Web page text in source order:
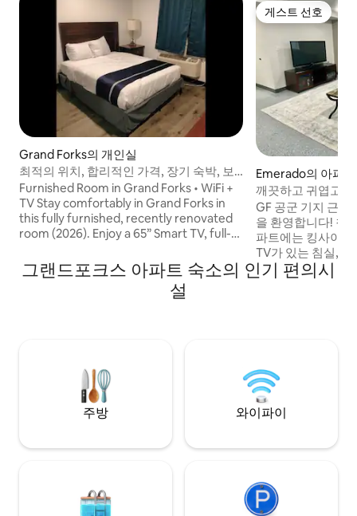
Grand Forks의 개인실
최적의 위치, 합리적인 가격, 장기 숙박, 보
증금 없음
Furnished Room in Grand Forks • WiFi +
TV Stay comfortably in Grand Forks in
this fully furnished, recently renovated
room (2026). Enjoy a 65” Smart TV, full-
speed WiFi, and all utilities included.
Property features include laundry,
business center, 24-hour front desk,
unique and family-friendly place.
게스트 선호
게스트 선호
Emerado의 아파트
깨끗하고 귀엽고
GF 공군 기지 근처
을 환영합니다! 침실 2개/욕실 1개의 이 아
파트에는 킹사이
TV가 있는 침실,
넓은 진입로에 노
되어 있습니다. 여행하는 전문가를 위한 전
약에 반려동물을
그랜드포크스 아파트 숙소의 인기 편의시
설
주방 와이파이